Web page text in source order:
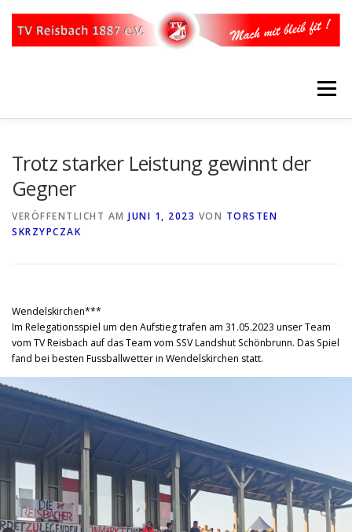
springen
Menü
Trotz starker Leistung gewinnt der
Gegner
VERÖFFENTLICHT AM JUNI 1, 2023 VON TORSTEN
SKRZYPCZAK
Wendelskirchen***
Im Relegationsspiel um den Aufstieg trafen am 31.05.2023 unser Team
vom TV Reisbach auf das Team vom SSV Landshut Schönbrunn. Das Spiel
fand bei besten Fussballwetter in Wendelskirchen statt.